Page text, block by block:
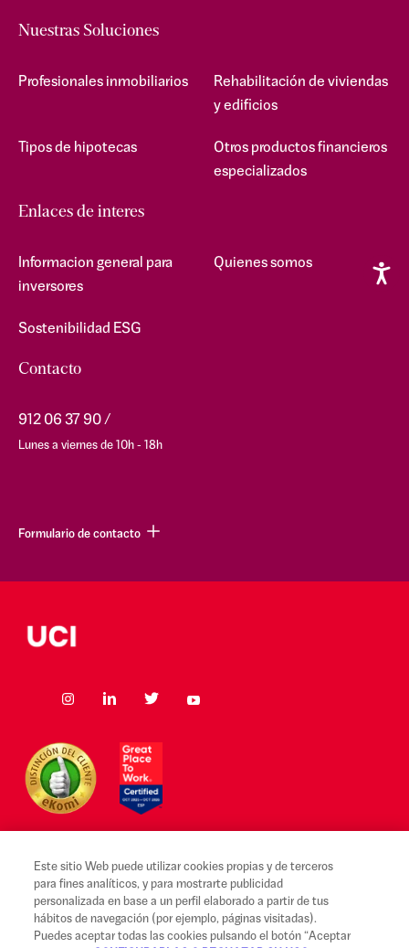
Nuestras Soluciones
Profesionales inmobiliarios
Rehabilitación de viviendas
y edificios
Tipos de hipotecas
Otros productos financieros
especializados
Enlaces de interes
Informacion general para
inversores
Quienes somos
Sostenibilidad ESG
Contacto
912 06 37 90
Lunes a viernes de 10h - 18h
Formulario de contacto
Aviso legal y Condiciones de uso
Este sitio Web puede utilizar cookies propias y de terceros
para fines analíticos, y para mostrarte publicidad
personalizada en base a un perfil elaborado a partir de tus
hábitos de navegación (por ejemplo, páginas visitadas).
Puedes aceptar todas las cookies pulsando el botón “Aceptar